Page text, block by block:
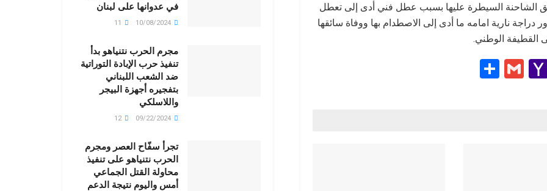
الشاحنة السيطرة عليها بسبب عطل فني أدى إلى تعطل
نارية امامه ما أدى إلى الاصطدام بها ووفاة سائقها
القطيفة الوطني.
T
Y
G
في عدوانها على لبنان
مجرم الحرب نتنياهو بدأ
تنفيذ حرب الإبادة التوراتية
ضد الشعب اللبناني
بتفجيره أجهزة البيجر
واللاسلكي
تجرأ سفّاح العصر ومجرم
الحرب نتنياهو على تنفيذ
محاولة القتل الجماعي
أمس واليوم نتيجة الدعم